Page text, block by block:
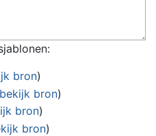
bron)
bekijk bron)
bron)
bron)